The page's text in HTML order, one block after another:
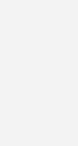
mit einem
ranken um die
vor Ort.